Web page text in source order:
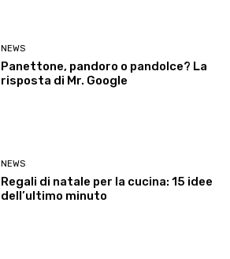
NEWS
Panettone, pandoro o pandolce? La
risposta di Mr. Google
NEWS
Regali di natale per la cucina: 15 idee
dell’ultimo minuto